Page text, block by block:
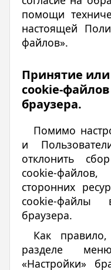
помощи
настоящей
файлов».
Принятие или
cookie-
браузера.
Помимо
и
отклонить
cookie-
сторонних
cookie-файлы
браузера.
Как
разделе
«Настройки»